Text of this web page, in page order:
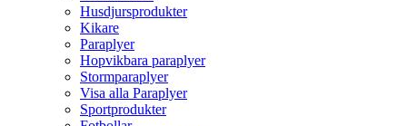
Husdjursprodukter
Kikare
Paraplyer
Hopvikbara paraplyer
Stormparaplyer
Visa alla Paraplyer
Sportprodukter